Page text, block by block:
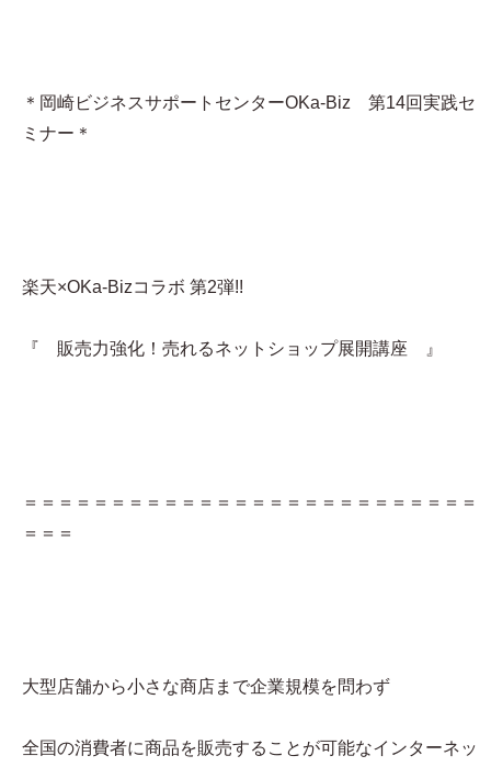
＊岡崎ビジネスサポートセンターOKa-Biz 第14回実践セ
ミナー＊
楽天×OKa-Bizコラボ 第2弾!!
『 販売力強化！売れるネットショップ展開講座 』
＝＝＝＝＝＝＝＝＝＝＝＝＝＝＝＝＝＝＝＝＝＝＝＝＝＝
＝＝＝
大型店舗から小さな商店まで企業規模を問わず
全国の消費者に商品を販売することが可能なインターネッ